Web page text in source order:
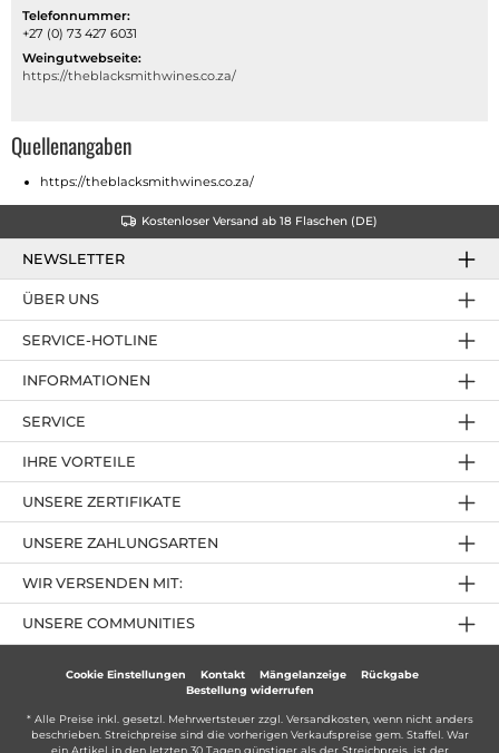
Telefonnummer:
+27 (0) 73 427 6031
Weingutwebseite:
https://theblacksmithwines.co.za/
Quellenangaben
https://theblacksmithwines.co.za/
Kostenloser Versand ab 18 Flaschen (DE)
NEWSLETTER
SERVICE-HOTLINE
IHRE VORTEILE
UNSERE ZAHLUNGSARTEN
ÜBER UNS
UNSERE ZERTIFIKATE
INFORMATIONEN
SERVICE
UNSERE COMMUNITIES
WIR VERSENDEN MIT:
Cookie Einstellungen Kontakt Mängelanzeige
Rückgabe
Bestellung widerrufen
* Alle Preise inkl. gesetzl. Mehrwertsteuer zzgl. Versandkosten, wenn nicht anders
beschrieben. Streichpreise sind die vorherigen Verkaufspreise gem. Staffel. War